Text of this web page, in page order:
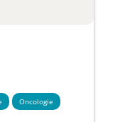
Oncologie